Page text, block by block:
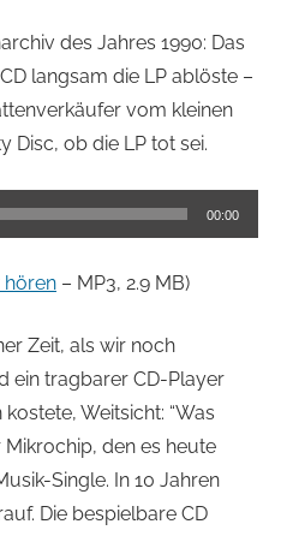
des Jahres 1990: Das
langsam die LP ablöste –
vom kleinen
Disc, ob die LP tot sei.
00:00
hören – MP3, 2.9 MB)
Zeit, als wir noch
ein tragbarer CD-Player
Weitsicht: “Was
den es heute
Single. In 10 Jahren
Die bespielbare CD